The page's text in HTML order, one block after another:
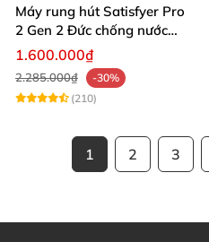
Máy rung hút Satisfyer Pro
2 Gen 2 Đức chống nước
massage điểm G sạc pin
1.600.000₫
2.285.000₫
-30%
(210)
1 2 3